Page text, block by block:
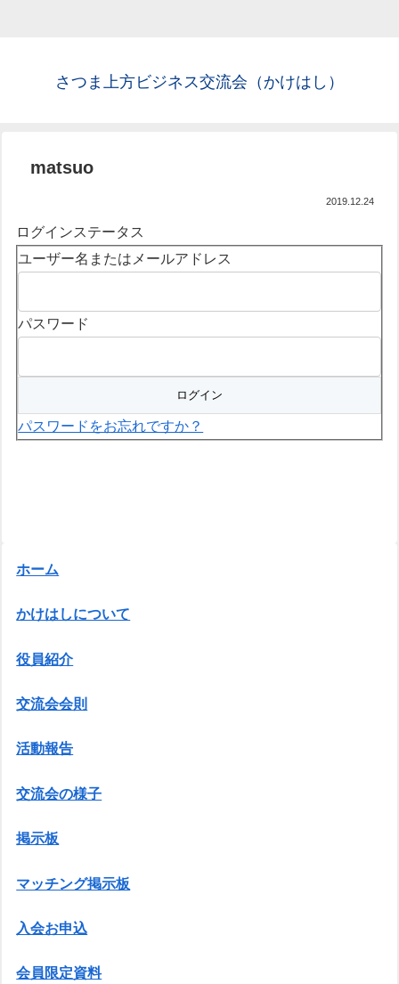
さつま上方ビジネス交流会（かけはし）
matsuo
2019.12.24
ログインステータス
ユーザー名またはメールアドレス
パスワード
パスワードをお忘れですか？
ホーム
かけはしについて
役員紹介
交流会会則
活動報告
交流会の様子
掲示板
マッチング掲示板
入会お申込
会員限定資料